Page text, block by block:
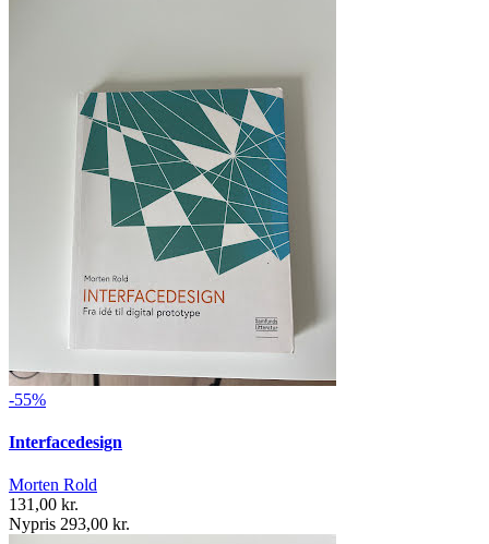
-55%
Interfacedesign
Morten Rold
131,00 kr.
Nypris 293,00 kr.